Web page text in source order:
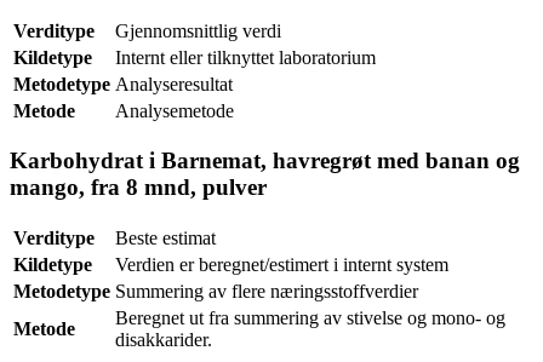
Verditype
Gjennomsnittlig verdi
Kildetype
Internt eller tilknyttet laboratorium
Metodetype Analyseresultat
Metode
Analysemetode
Karbohydrat i Barnemat, havregrøt med banan og
mango, fra 8 mnd, pulver
Verditype
Beste estimat
Kildetype
Verdien er beregnet/estimert i internt system
Metodetype Summering av flere næringsstoffverdier
Metode
Beregnet ut fra summering av stivelse og mono- og
disakkarider.